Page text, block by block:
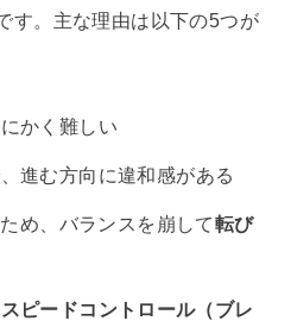
す。主な理由は以下の5つが
かく難しい
進む方向に違和感がある
め、バランスを崩して転び
スピードコントロール（ブレ